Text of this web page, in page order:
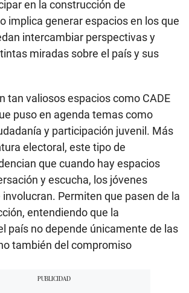
en la construcción de
implica generar espacios en los que
intercambiar perspectivas y
miradas sobre el país y sus
tan valiosos espacios como CADE
puso en agenda temas como
y participación juvenil. Más
electoral, este tipo de
que cuando hay espacios
y escucha, los jóvenes
Permiten que pasen de la
entendiendo que la
país no depende únicamente de las
también del compromiso